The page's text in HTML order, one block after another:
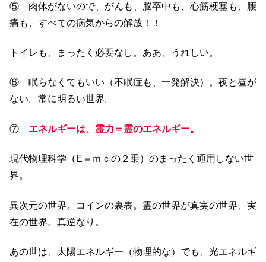
⑤ 肉体がないので、がんも、脳卒中も、心筋梗塞も、腰
痛も、すべての病気からの解放！！
トイレも、まったく必要なし。ああ、うれしい。
⑥ 眠らなくてもいい（不眠症も、一発解決）。夜と昼が
ない。常に明るい世界。
⑦ エネルギーは、霊力＝霊のエネルギー。
現代物理科学（E＝ｍｃの２乗）のまったく通用しない世
界。
異次元の世界。コインの裏表。霊の世界が真実の世界、実
在の世界。真逆なり。
あの世は、太陽エネルギー（物理的な）でも、光エネルギ